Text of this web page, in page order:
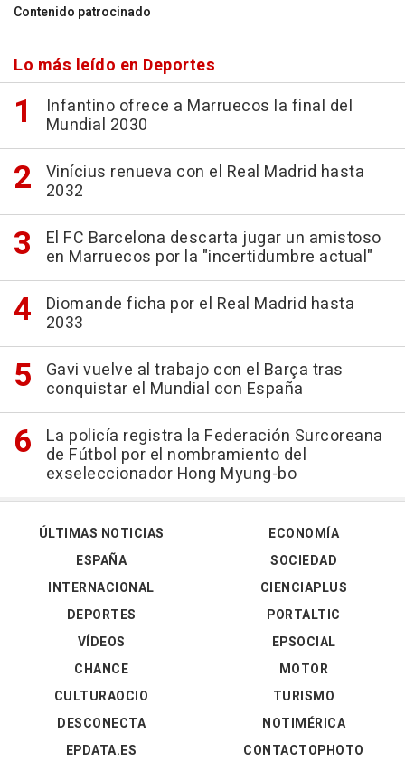
Contenido patrocinado
Lo más leído en Deportes
Infantino ofrece a Marruecos la final del
Mundial 2030
Vinícius renueva con el Real Madrid hasta
2032
El FC Barcelona descarta jugar un amistoso
en Marruecos por la "incertidumbre actual"
Diomande ficha por el Real Madrid hasta
2033
Gavi vuelve al trabajo con el Barça tras
conquistar el Mundial con España
La policía registra la Federación Surcoreana
de Fútbol por el nombramiento del
exseleccionador Hong Myung-bo
ÚLTIMAS NOTICIAS
ESPAÑA
INTERNACIONAL
DEPORTES
VÍDEOS
ECONOMÍA
SOCIEDAD
CIENCIAPLUS
PORTALTIC
EPSOCIAL
CHANCE
CULTURAOCIO
DESCONECTA
EPDATA.ES
MOTOR
TURISMO
NOTIMÉRICA
CONTACTOPHOTO